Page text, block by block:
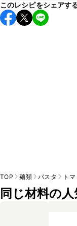
こちらのレシピは
すすめします。
このレシピをシェアす
TOP 麺類 パスタ ト
同じ材料の